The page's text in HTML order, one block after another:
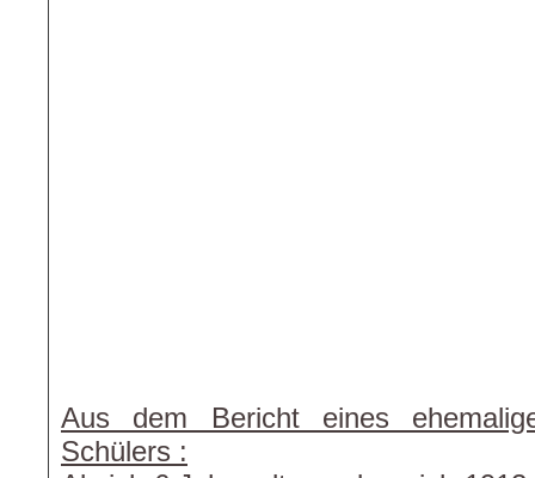
Aus dem Bericht eines
Schülers :